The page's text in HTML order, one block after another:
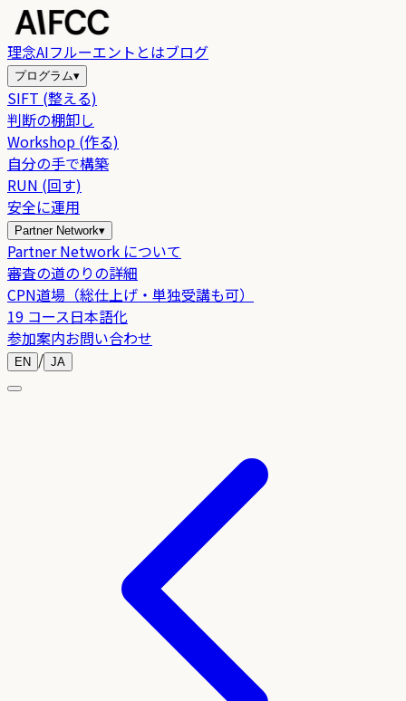
理念AIフルーエントとはブログ
プログラム▾
SIFT (整える)
判断の棚卸し
Workshop (作る)
自分の手で構築
RUN (回す)
安全に運用
Partner Network▾
Partner Network について
審査の道のりの詳細
CPN道場（総仕上げ・単独受講も可）
19 コース日本語化
参加案内お問い合わせ
EN / JA